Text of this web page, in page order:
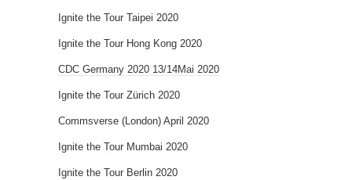
Ignite the Tour Taipei 2020
Ignite the Tour Hong Kong 2020
CDC Germany 2020 13/14Mai 2020
Ignite the Tour Zürich 2020
Commsverse (London) April 2020
Ignite the Tour Mumbai 2020
Ignite the Tour Berlin 2020